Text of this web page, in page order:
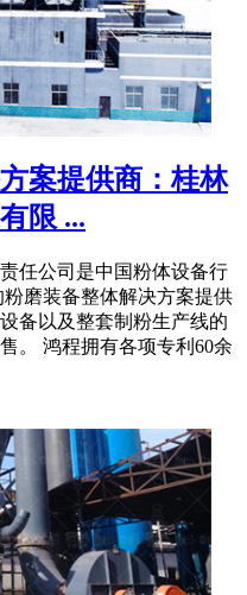
案提供商：桂林
限 ...
任公司是中国粉体设备行
磨装备整体解决方案提供
备以及整套制粉生产线的
。 鸿程拥有各项专利60余